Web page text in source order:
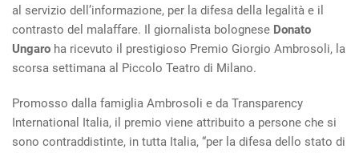
al servizio dell’informazione, per la difesa della legalità e il
contrasto del malaffare. Il giornalista bolognese Donato
Ungaro ha ricevuto il prestigioso Premio Giorgio Ambrosoli, la
scorsa settimana al Piccolo Teatro di Milano.
Promosso dalla famiglia Ambrosoli e da Transparency
International Italia, il premio viene attribuito a persone che si
sono contraddistinte, in tutta Italia, “per la difesa dello stato di